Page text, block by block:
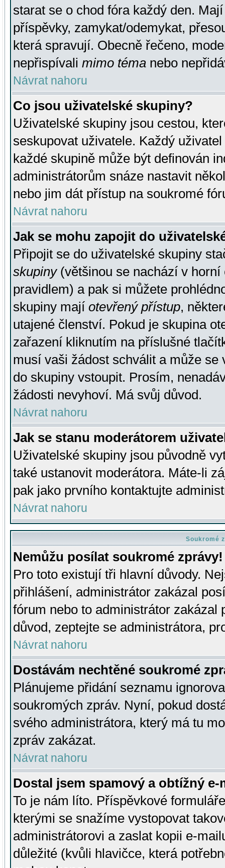
starat se o chod fóra každý den.
příspěvky, zamykat/odemykat,
která spravují. Obecně řečeno,
nepřispívali mimo téma nebo
Návrat nahoru
Co jsou uživatelské skupiny?
Uživatelské skupiny jsou cestou,
seskupovat uživatele. Každý
každé skupině může být definován
administrátorům snáze nastavit
nebo jim dát přístup na soukromé
Návrat nahoru
Jak se mohu zapojit do
Připojit se do uživatelské skupiny
skupiny(většinou se nachází v horní
pravidlem) a pak si můžete
skupiny mají otevřený přístup,
utajené členství. Pokud je skupina
zařazení kliknutím na příslušné
musí vaši žádost schválit a může se
do skupiny vstoupit. Prosím,
žádosti nevyhoví. Má svůj důvod.
Návrat nahoru
Jak se stanu moderátorem
Uživatelské skupiny jsou původně
také ustanovit moderátora. Máte-li
pak jako prvního kontaktujte
Návrat nahoru
Soukromé
Nemůžu posílat soukromé zprávy!
Pro toto existují tři hlavní důvody.
přihlášení, administrátor zakázal
fórum nebo to administrátor zakázal
důvod, zeptejte se administrátora,
Návrat nahoru
Dostávám nechtěné soukromé
Plánujeme přidání seznamu
soukromých zpráv. Nyní, pokud
svého administrátora, který má tu
zpráv zakázat.
Návrat nahoru
Dostal jsem spamový a obtížný
To je nám líto. Příspěvkové
kterými se snažíme vystopovat
administrátorovi a zaslat kopii e-
důležité (kvůli hlavičce, která